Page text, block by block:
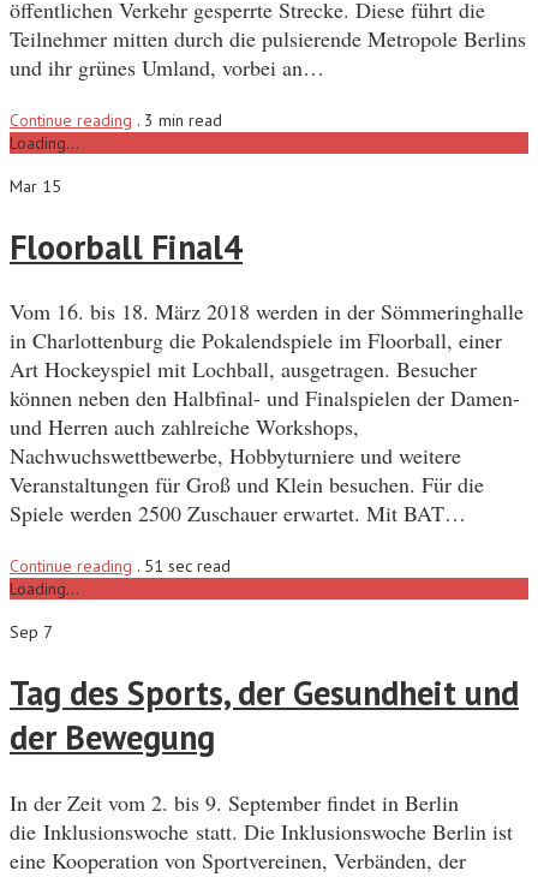
öffentlichen Verkehr gesperrte Strecke. Diese führt die
Teilnehmer mitten durch die pulsierende Metropole Berlins
und ihr grünes Umland, vorbei an…
Continue reading . 3 min read
Loading...
Mar 15
Floorball Final4
Vom 16. bis 18. März 2018 werden in der Sömmeringhalle
in Charlottenburg die Pokalendspiele im Floorball, einer
Art Hockeyspiel mit Lochball, ausgetragen. Besucher
können neben den Halbfinal- und Finalspielen der Damen-
und Herren auch zahlreiche Workshops,
Nachwuchswettbewerbe, Hobbyturniere und weitere
Veranstaltungen für Groß und Klein besuchen. Für die
Spiele werden 2500 Zuschauer erwartet. Mit BAT…
Continue reading . 51 sec read
Loading...
Sep 7
Tag des Sports, der Gesundheit und
der Bewegung
In der Zeit vom 2. bis 9. September findet in Berlin
die Inklusionswoche statt. Die Inklusionswoche Berlin ist
eine Kooperation von Sportvereinen, Verbänden, der